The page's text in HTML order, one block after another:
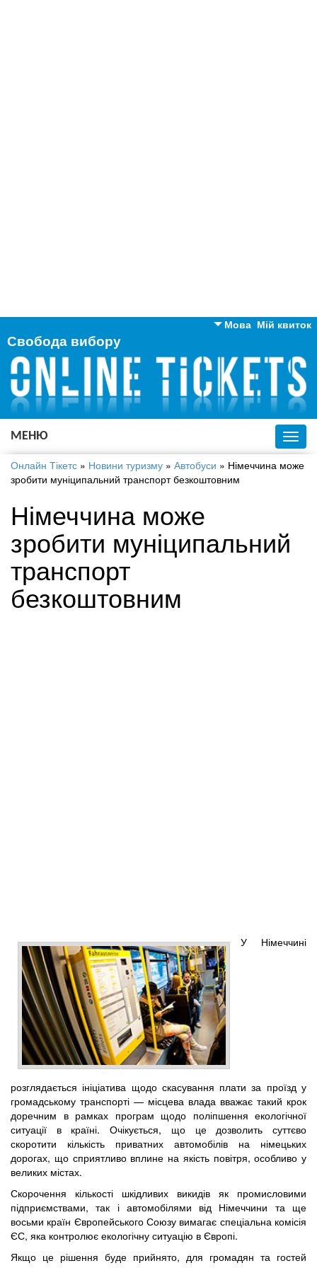
Мій квиток
Мова
Англійська
Російська
Українська
Свобода вибору
МЕНЮ
Онлайн Тікетс » Новини туризму » Автобуси » Німеччина може
зробити муніципальний транспорт безкоштовним
Німеччина може
зробити муніципальний
транспорт
безкоштовним
У Німеччині
розглядається ініціатива щодо скасування плати за проїзд у
громадському транспорті — місцева влада вважає такий крок
доречним в рамках програм щодо поліпшення екологічної
ситуації в країні. Очікується, що це дозволить суттєво
скоротити кількість приватних автомобілів на німецьких
дорогах, що сприятливо вплине на якість повітря, особливо у
великих містах.
Скорочення кількості шкідливих викидів як промисловими
підприємствами, так і автомобілями від Німеччини та ще
восьми країн Європейського Союзу вимагає спеціальна комісія
ЄС, яка контролює екологічну ситуацію в Європі.
Якщо це рішення буде прийнято, для громадян та гостей